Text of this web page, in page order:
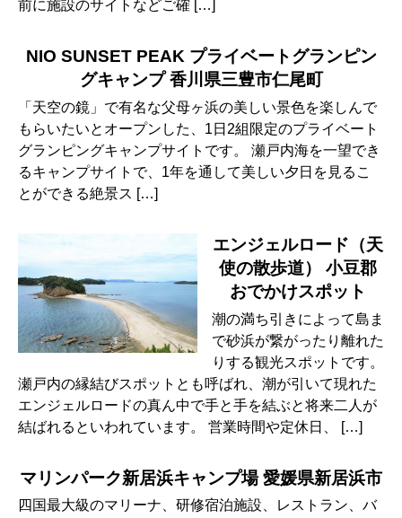
前に施設のサイトなどご確 […]
NIO SUNSET PEAK プライベートグランピン
グキャンプ 香川県三豊市仁尾町
「天空の鏡」で有名な父母ヶ浜の美しい景色を楽しんで
もらいたいとオープンした、1日2組限定のプライベート
グランピングキャンプサイトです。 瀬戸内海を一望でき
るキャンプサイトで、1年を通して美しい夕日を見るこ
とができる絶景ス […]
エンジェルロード（天
使の散歩道） 小豆郡
おでかけスポット
潮の満ち引きによって島ま
で砂浜が繋がったり離れた
りする観光スポットです。
瀬戸内の縁結びスポットとも呼ばれ、潮が引いて現れた
エンジェルロードの真ん中で手と手を結ぶと将来二人が
結ばれるといわれています。 営業時間や定休日、 […]
マリンパーク新居浜キャンプ場 愛媛県新居浜市
四国最大級のマリーナ、研修宿泊施設、レストラン、バ